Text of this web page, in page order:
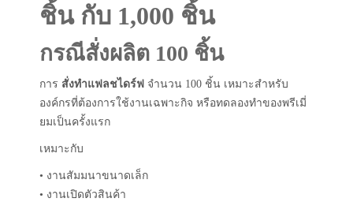
ชิ้น กับ 1,000 ชิ้น
กรณีสั่งผลิต 100 ชิ้น
การ สั่งทำแฟลชไดร์ฟ จำนวน 100 ชิ้น เหมาะสำหรับ
องค์กรที่ต้องการใช้งานเฉพาะกิจ หรือทดลองทำของพรีเมี่
ยมเป็นครั้งแรก
เหมาะกับ
• งานสัมมนาขนาดเล็ก
• งานเปิดตัวสินค้า